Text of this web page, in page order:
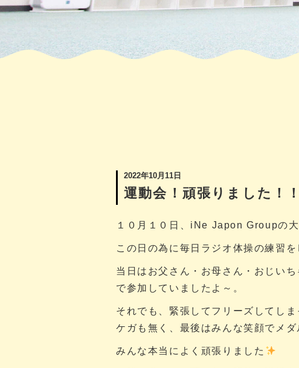
2022年10月11日
運動会！頑張りました！！
１０月１０日、iNe Japon Groupの
この日の為に毎日ラジオ体操の練習
当日はお父さん・お母さん・おじい
で参加していましたよ～。
それでも、緊張してフリーズしてし
ケガも無く、最後はみんな笑顔でメ
みんな本当によく頑張りました